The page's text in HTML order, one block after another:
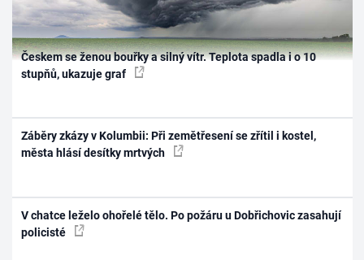
Českem se ženou bouřky a silný vítr. Teplota spadla i o 10
stupňů, ukazuje graf
Záběry zkázy v Kolumbii: Při zemětřesení se zřítil i kostel,
města hlásí desítky mrtvých
V chatce leželo ohořelé tělo. Po požáru u Dobřichovic zasahují
policisté